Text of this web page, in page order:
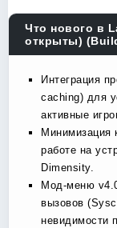
Что нового в
открыты)
Интеграция
caching) для
активные
Минимизация
работе на
Dimensity.
Мод-меню
вызовов
невидимости